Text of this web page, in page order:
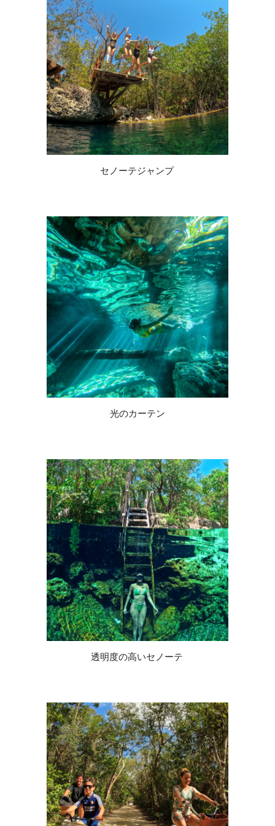
セノーテジャンプ
光のカーテン
透明度の高いセノーテ